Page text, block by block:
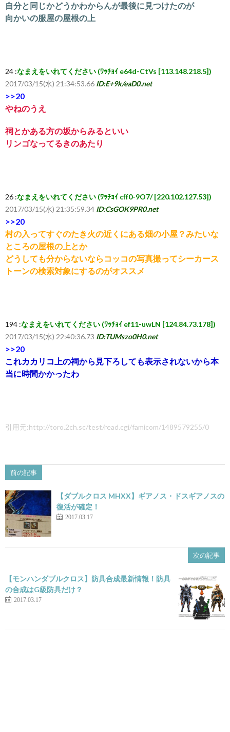
自分と同じかどうかわからんが最後に見つけたのが
向かいの服屋の屋根の上
24 :なまえをいれてください (ﾜｯﾁｮｲ e64d-CtVs [113.148.218.5])
2017/03/15(水) 21:34:53.66 ID:E+9k/eaD0.net
>>20
やねのうえ
祠とかある方の坂からみるといい
リンゴなってるきのあたり
26 :なまえをいれてください (ﾜｯﾁｮｲ cff0-9O7/ [220.102.127.53])
2017/03/15(水) 21:35:59.34 ID:CsGOK9PR0.net
>>20
村の入ってすぐのたき火の近くにある畑の小屋？みたいな
ところの屋根の上とか
どうしても分からないならコッコの写真撮ってシーカース
トーンの検索対象にするのがオススメ
194 :なまえをいれてください (ﾜｯﾁｮｲ ef11-uwLN [124.84.73.178])
2017/03/15(水) 22:40:36.73 ID:TUMszo0H0.net
>>20
これカカリコ上の祠から見下ろしても表示されないから本
当に時間かかったわ
引用元:http://toro.2ch.sc/test/read.cgi/famicom/1489579255/0
前の記事
【ダブルクロス MHXX】ギアノス・ドスギアノスの
復活が確定！
2017.03.17
次の記事
【モンハンダブルクロス】防具合成最新情報！防具
の合成はG級防具だけ？
2017.03.17